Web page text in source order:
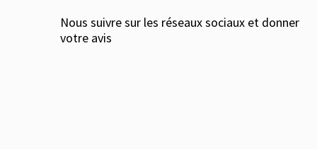
Nous suivre sur les réseaux sociaux et donner
votre avis